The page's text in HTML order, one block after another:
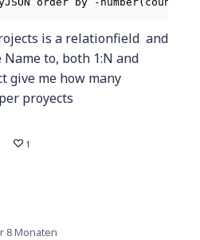
is a relationfield and
Name to, both 1:N and
give me how many
proyects
1
8 Monaten